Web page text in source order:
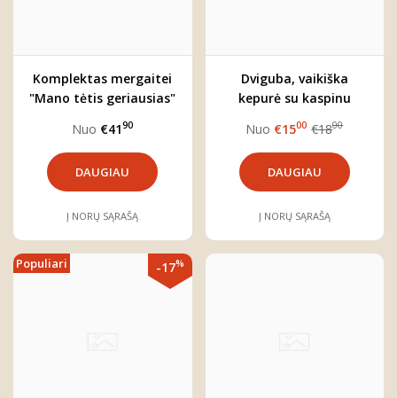
Komplektas mergaitei
"Mano tėtis geriausias"
Nuo €4190
DAUGIAU
Į NORŲ SĄRAŠĄ
Dviguba, vaikiška
kepurė su kaspinu
spalvą)
Nuo €1500 €1800
DAUGIAU
Į NORŲ SĄRAŠĄ
Populiari -17%